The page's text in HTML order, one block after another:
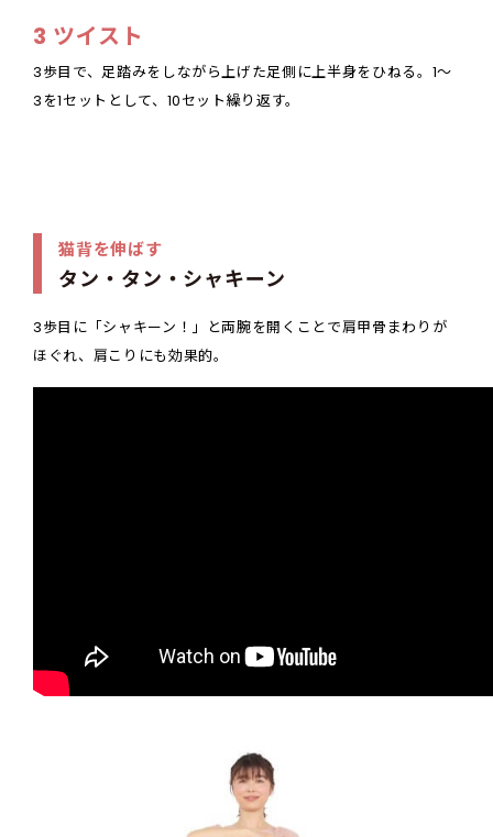
3 ツイスト
3歩目で、足踏みをしながら上げた足側に上半身をひねる。1～
3を1セットとして、10セット繰り返す。
猫背を伸ばす
タン・タン・シャキーン
3歩目に「シャキーン！」と両腕を開くことで肩甲骨まわりが
ほぐれ、肩こりにも効果的。